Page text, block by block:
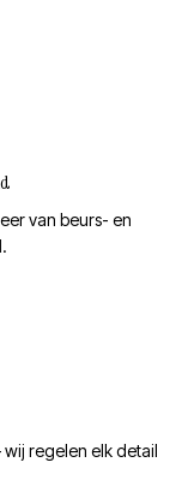
van beurs- en
regelen elk detail